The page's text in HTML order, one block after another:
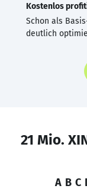
Kostenlos
Schon als
deutlich
21 Mio.
A B C